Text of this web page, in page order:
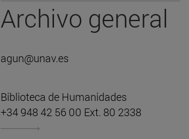
Archivo general
agun@unav.es
Biblioteca de Humanidades
+34 948 42 56 00 Ext. 80 2338